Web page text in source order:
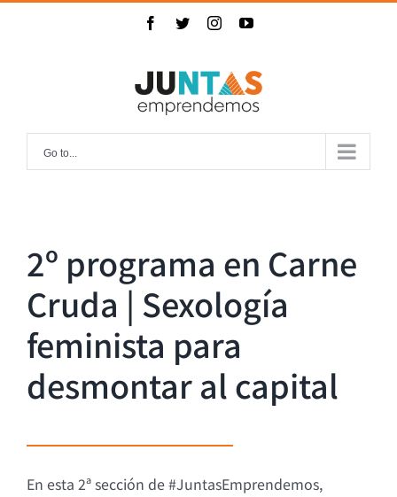
Facebook
TwitterInstagramYouTube
Go to...
2º programa en Carne
Cruda | Sexología
feminista para
desmontar al capital
En esta 2ª sección de #JuntasEmprendemos,